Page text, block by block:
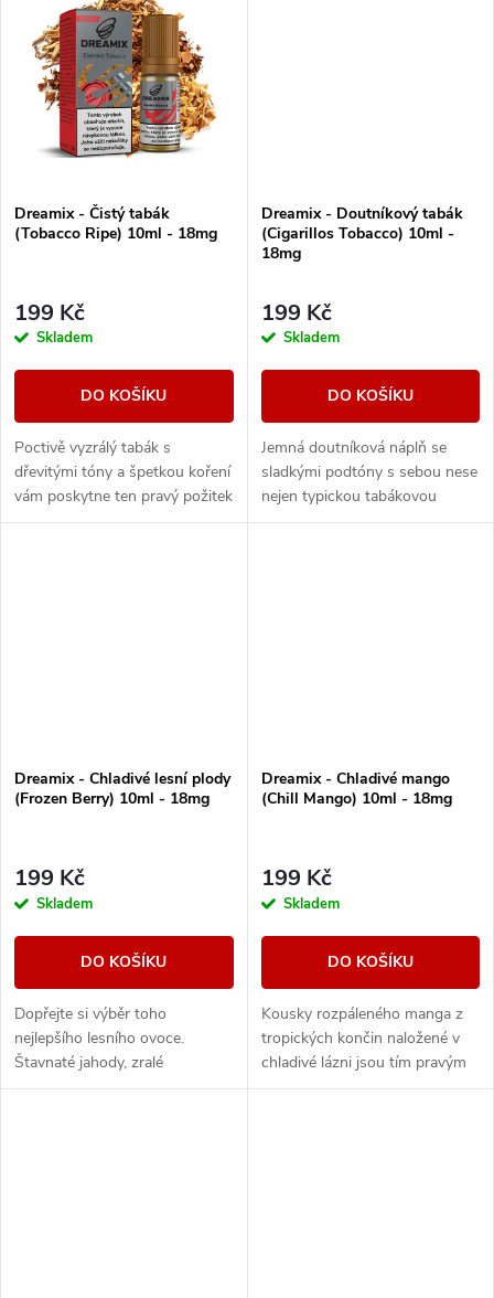
ůů
Dreamix - Čistý tabák
(Tobacco Ripe) 10ml - 18mg
199 Kč
Skladem
DO KOŠÍKU
Poctivě vyzrálý tabák s
dřevitými tóny a špetkou koření
vám poskytne ten pravý požitek
z vapování vynikající tabákové
Dreamix - Doutníkový tabák
(Cigarillos Tobacco) 10ml -
18mg
199 Kč
Skladem
DO KOŠÍKU
Jemná doutníková náplň se
sladkými podtóny s sebou nese
nejen typickou tabákovou
příchuť, ale také krásnou vůni,
Dreamix - Chladivé lesní plody
(Frozen Berry) 10ml - 18mg
199 Kč
Skladem
DO KOŠÍKU
Dopřejte si výběr toho
nejlepšího lesního ovoce.
Štavnaté jahody, zralé
ostružiny, sladké maliny, ale
Dreamix - Chladivé mango
(Chill Mango) 10ml - 18mg
199 Kč
Skladem
DO KOŠÍKU
Kousky rozpáleného manga z
tropických končin naložené v
chladivé lázni jsou tím pravým
osvěžením. Vyzrálé sladké